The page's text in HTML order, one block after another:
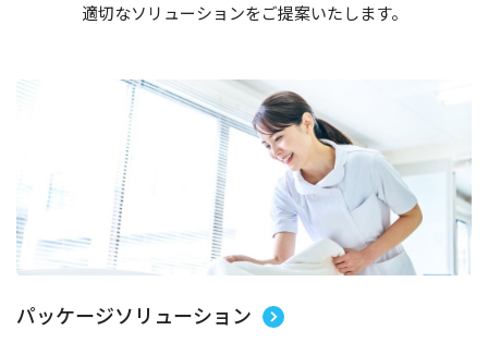
適切なソリューションをご提案いたします。
パッケージソリューション